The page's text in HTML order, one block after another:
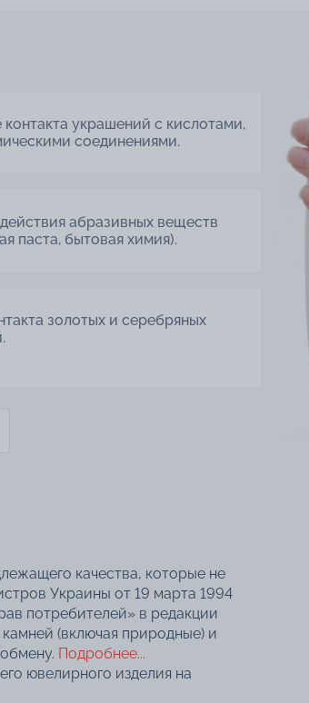
контакта украшений с кислотами,
соединениями.
абразивных веществ
паста, бытовая химия).
золотых и серебряных
качества, которые не
Украины от 19 марта 1994
потребителей» в редакции
(включая природные) и
Подробнее...
ювелирного изделия на